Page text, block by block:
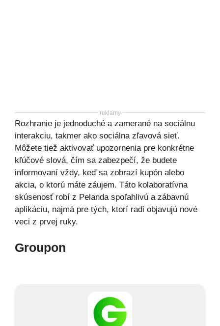
reklamy
Rozhranie je jednoduché a zamerané na sociálnu
interakciu, takmer ako sociálna zľavová sieť.
Môžete tiež aktivovať upozornenia pre konkrétne
kľúčové slová, čím sa zabezpečí, že budete
informovaní vždy, keď sa zobrazí kupón alebo
akcia, o ktorú máte záujem. Táto kolaboratívna
skúsenosť robí z Pelanda spoľahlivú a zábavnú
aplikáciu, najmä pre tých, ktorí radi objavujú nové
veci z prvej ruky.
Groupon